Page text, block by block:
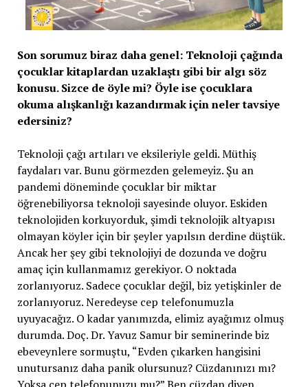
Son sorumuz biraz daha genel: Teknoloji çağında
çocuklar kitaplardan uzaklaştı gibi bir algı söz
konusu. Sizce de öyle mi? Öyle ise çocuklara
okuma alışkanlığı kazandırmak için neler tavsiye
edersiniz?
Teknoloji çağı artıları ve eksileriyle geldi. Müthiş
faydaları var. Bunu görmezden gelemeyiz. Şu an
pandemi döneminde çocuklar bir miktar
öğrenebiliyorsa teknoloji sayesinde oluyor. Eskiden
teknolojiden korkuyorduk, şimdi teknolojik altyapısı
olmayan köyler için bir şeyler yapılsın derdine düştük.
Ancak her şey gibi teknolojiyi de dozunda ve doğru
amaç için kullanmamız gerekiyor. O noktada
zorlanıyoruz. Sadece çocuklar değil, biz yetişkinler de
zorlanıyoruz. Neredeyse cep telefonumuzla
uyuyacağız. O kadar yanımızda, elimiz ayağımız olmuş
durumda. Doç. Dr. Yavuz Samur bir seminerinde biz
ebeveynlere sormuştu, “Evden çıkarken hangisini
unutursanız daha panik olursunuz? Cüzdanınızı mı?